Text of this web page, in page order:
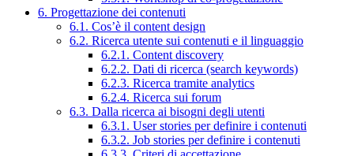
6. Progettazione dei contenuti
6.1. Cos’è il content design
6.2. Ricerca utente sui contenuti e il linguaggio
6.2.1. Content discovery
6.2.2. Dati di ricerca (search keywords)
6.2.3. Ricerca tramite analytics
6.2.4. Ricerca sui forum
6.3. Dalla ricerca ai bisogni degli utenti
6.3.1. User stories per definire i contenuti
6.3.2. Job stories per definire i contenuti